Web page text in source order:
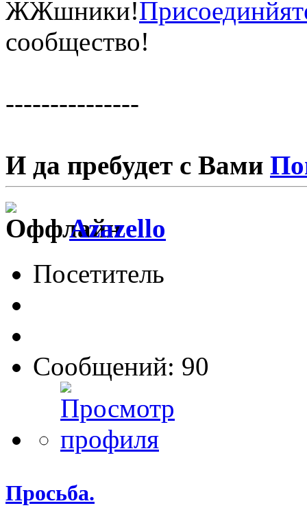
ЖЖшники!
сообщество!
---------------
И да пребудет с Вами
Azazello
Посетитель
Сообщений: 90
Просьба.